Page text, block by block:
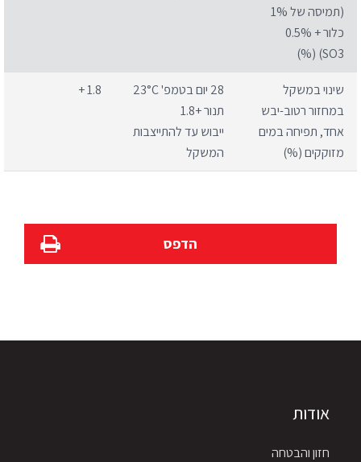
(תמיסה של 1%
כלור + 0.5%
SO3) (%)
שינוי במשקל
במחזור רטוב-יבש
אחד, תפיחה במים
מזוקקים (%)
28 יום בטמפ' 23°C
תנור +1.8
ייבוש עד להתייצבות
המשקל
1.8 +
הדפס
אודות
חזון והבטחה